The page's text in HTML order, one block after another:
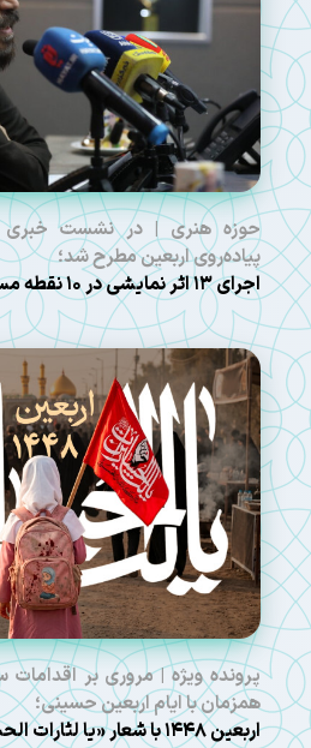
حوزه هنری | در نشست خبری
پیاده‌روی اربعین مطرح شد؛
اجرای ۱۳ اثر نمایشی در ۱۰ نقطه مسیر پیاده‌روی اربعین
پرونده ویژه | مروری بر اقدامات
همزمان با ایام اربعین حسینی؛
اربعین ۱۴۴۸ با شعار «یا لثارات الحسین» برگزار شد